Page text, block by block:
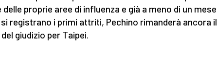
proprie aree di influenza e già a meno di un mese
registrano i primi attriti, Pechino rimanderà ancora il
giudizio per Taipei.